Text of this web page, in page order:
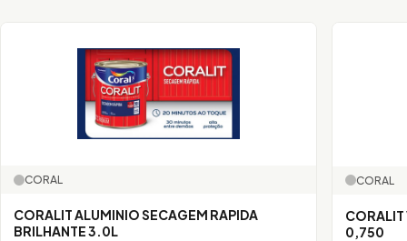
CORAL
CORALIT ALUMINIO SECAGEM RAPIDA
BRILHANTE 3.0L
CORAL
CORALIT
0,750